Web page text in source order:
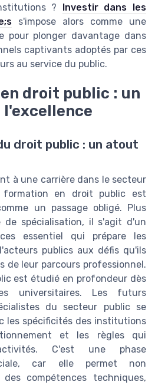
?
Investir dans les
s'impose alors comme une
pour plonger davantage dans
captivants adoptés par ces
au service du public.
droit public : un
droit public : un atout
à une carrière dans le secteur
en droit public est
un passage obligé. Plus
de spécialisation, il s'agit d'un
essentiel qui prépare les
publics aux défis qu'ils
de leur parcours professionnel.
est étudié en profondeur dès
universitaires. Les futurs
du secteur public se
les spécificités des institutions
et les règles qui
C'est une phase
car elle permet non
compétences techniques,